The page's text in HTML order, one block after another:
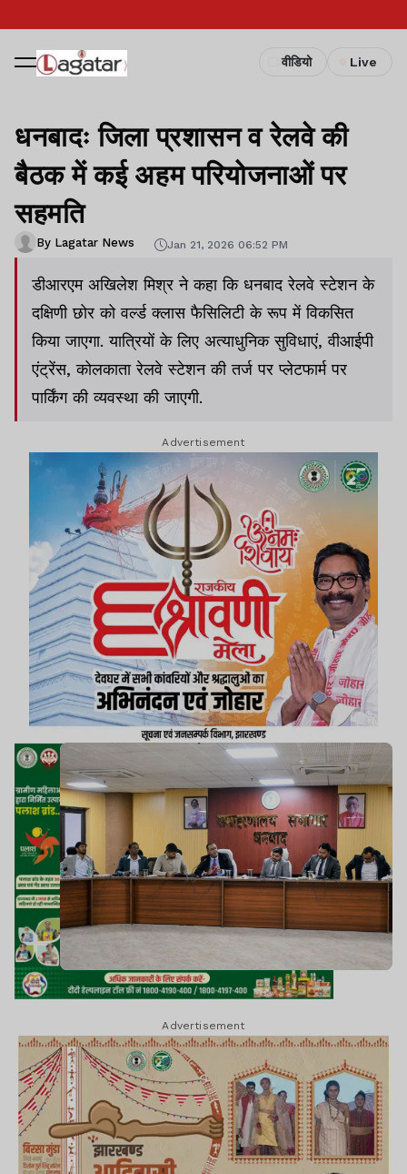
वीडियो Live
धनबादः जिला प्रशासन व रेलवे की
बैठक में कई अहम परियोजनाओं पर
सहमति
By Lagatar News Jan 21, 2026 06:52 PM
डीआरएम अखिलेश मिश्र ने कहा कि धनबाद रेलवे स्टेशन के
दक्षिणी छोर को वर्ल्ड क्लास फैसिलिटी के रूप में विकसित
किया जाएगा. यात्रियों के लिए अत्याधुनिक सुविधाएं, वीआईपी
एंट्रेंस, कोलकाता रेलवे स्टेशन की तर्ज पर प्लेटफार्म पर
पार्किंग की व्यवस्था की जाएगी.
Advertisement
Advertisement